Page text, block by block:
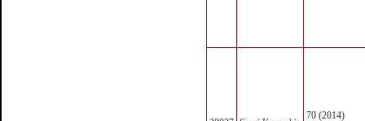
70 (2014)